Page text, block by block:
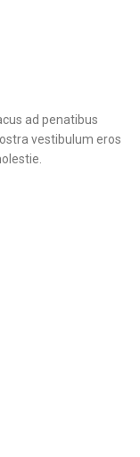
ad penatibus
vestibulum eros